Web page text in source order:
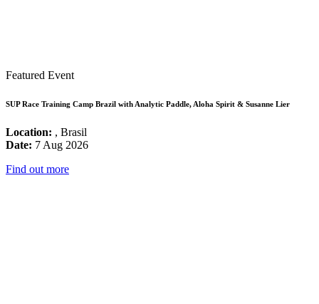
Featured Event
SUP Race Training Camp Brazil with Analytic Paddle, Aloha Spirit & Susanne Lier
Location: , Brasil
Date: 7 Aug 2026
Find out more